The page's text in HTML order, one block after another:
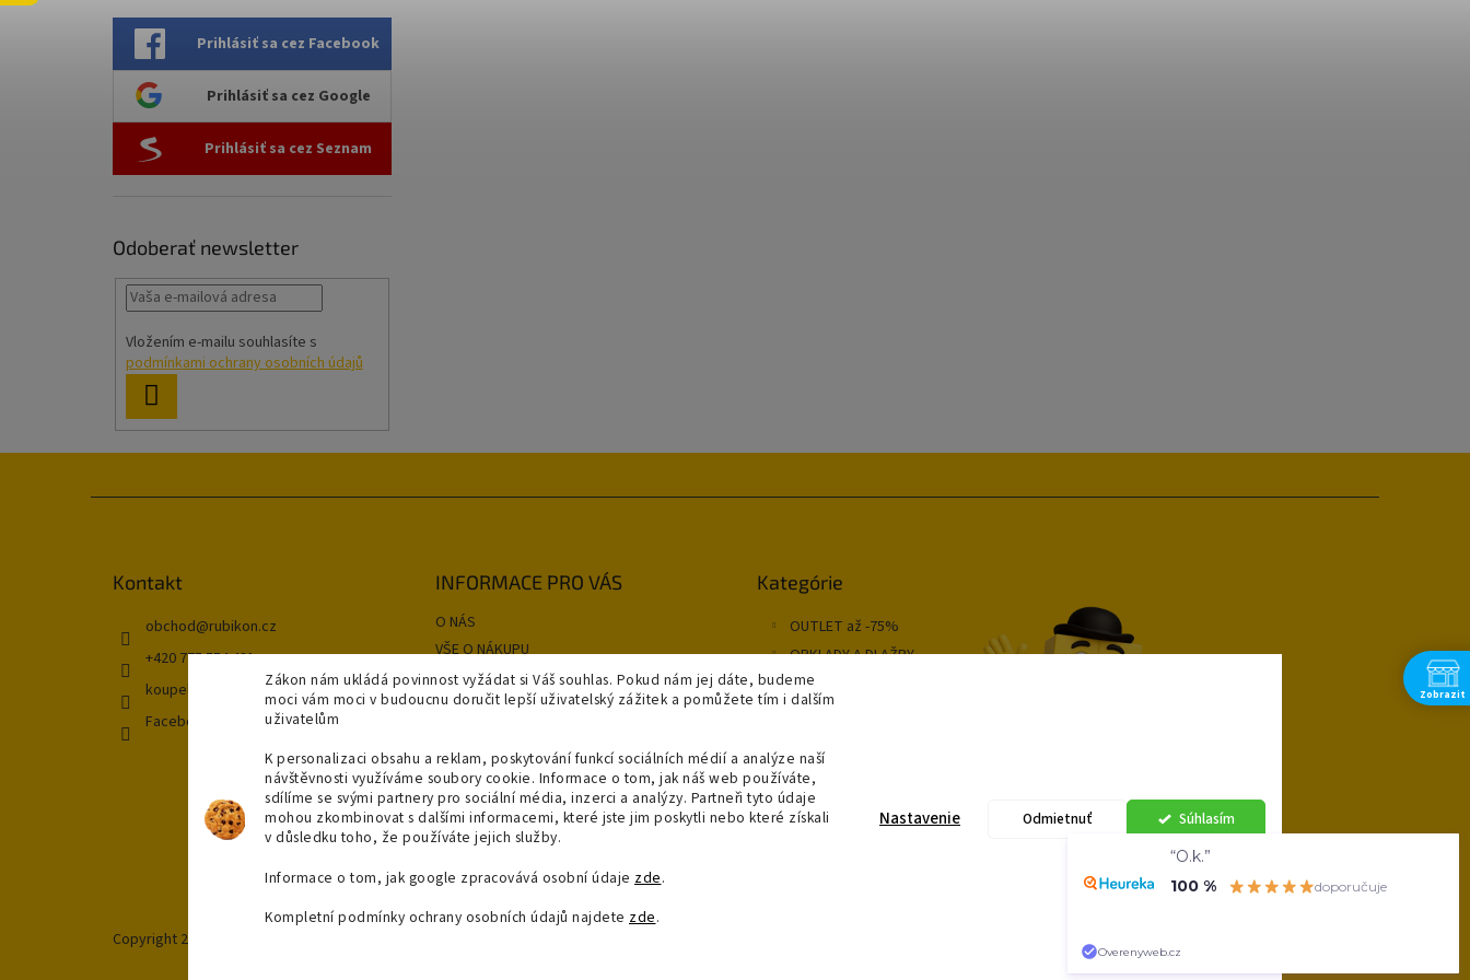
Zákon nám ukládá povinnost vyžádat si Váš souhlas. Pokud nám jej dáte, budeme
moci vám moci v budoucnu doručit lepší uživatelský zážitek a pomůžete tím i dalším
uživatelům
K personalizaci obsahu a reklam, poskytování funkcí sociálních médií a analýze naší
návštěvnosti využíváme soubory cookie. Informace o tom, jak náš web používáte,
sdílíme se svými partnery pro sociální média, inzerci a analýzy. Partneři tyto údaje
mohou zkombinovat s dalšími informacemi, které jste jim poskytli nebo které získali
v důsledku toho, že používáte jejich služby.
Informace o tom, jak google zpracovává osobní údaje zde.
Kompletní podmínky ochrany osobních údajů najdete zde.
Súhlasím
Odmietnuť
Nastavenie
Prihlásiť sa cez Facebook
Prihlásiť sa cez Google
Prihlásiť sa cez Seznam
Odoberať newsletter
Vložením e-mailu souhlasíte s
podmínkami ochrany osobních údajů
SA
Kontakt
obchod@rubikon.cz
+420 775 554 421
Facebook
koupelnyvsuchu
INFORMACE PRO VÁS
O NÁS
VŠE O NÁKUPU
OBCHODNÍ PODMÍNKY
GDPR
DOPRAVA A PLATBA
NAŠE PRODEJNA
Moja objednávka
kategórie
Kategórie
OUTLET až -75%
OBKLADY A DLAŽBY
KOUPELNY
Copyright 2026
Zobrazit
“O.k.”
100 %
doporučuje
Overenyweb.cz